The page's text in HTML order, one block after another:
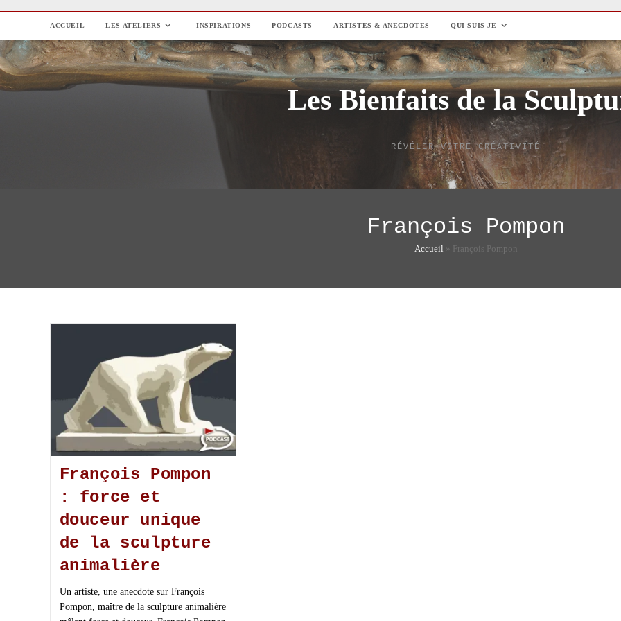
content
ACCUEIL LES ATELIERS INSPIRATIONS PODCASTS ARTISTES & ANECDOTES QUI SUIS-JE
Les Bienfaits de la
RÉVÉLER VOTRE CRÉATIVITÉ
François Pompon
Accueil » François Pompon
François Pompon
: force et
douceur unique
de la sculpture
animalière
Un artiste, une anecdote sur François
Pompon, maître de la sculpture animalière